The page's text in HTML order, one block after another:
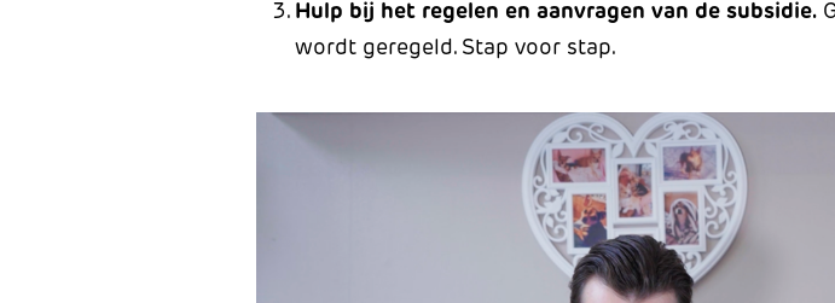
Hulp bij het regelen en aanvragen van de subsidie.
wordt geregeld. Stap voor stap.